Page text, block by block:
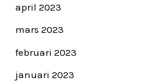
april 2023
mars 2023
februari 2023
januari 2023